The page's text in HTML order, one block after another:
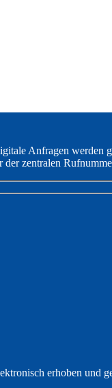
Anfragen werden
zentralen
erhoben und